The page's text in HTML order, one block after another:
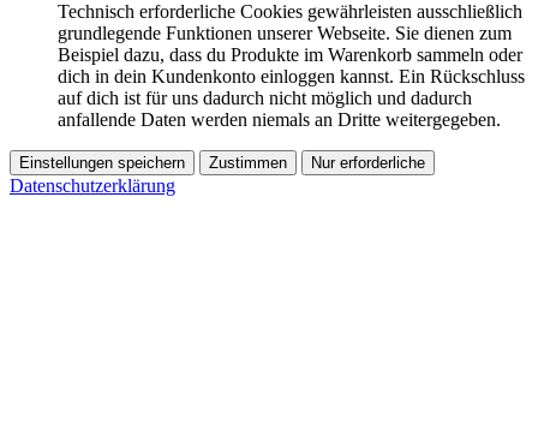
Technisch erforderliche Cookies gewährleisten ausschließlich
grundlegende Funktionen unserer Webseite. Sie dienen zum
Beispiel dazu, dass du Produkte im Warenkorb sammeln oder
dich in dein Kundenkonto einloggen kannst. Ein Rückschluss
auf dich ist für uns dadurch nicht möglich und dadurch
anfallende Daten werden niemals an Dritte weitergegeben.
Einstellungen speichern Zustimmen Nur erforderliche
Datenschutzerklärung